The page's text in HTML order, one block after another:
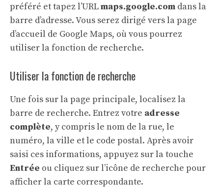
préféré et tapez l’URLmaps.google.com dans la
barre d’adresse. Vous serez dirigé vers la page
d’accueil de Google Maps, où vous pourrez
utiliser la fonction de recherche.
Utiliser la fonction de recherche
Une fois sur la page principale, localisez la
barre de recherche. Entrez votre adresse
complète, y compris le nom de la rue, le
numéro, la ville et le code postal. Après avoir
saisi ces informations, appuyez sur la touche
Entrée ou cliquez sur l’icône de recherche pour
afficher la carte correspondante.